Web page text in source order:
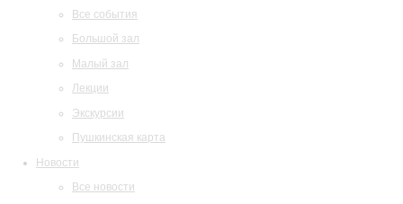
Все события
Большой зал
Малый зал
Лекции
Экскурсии
Пушкинская карта
Новости
Все новости